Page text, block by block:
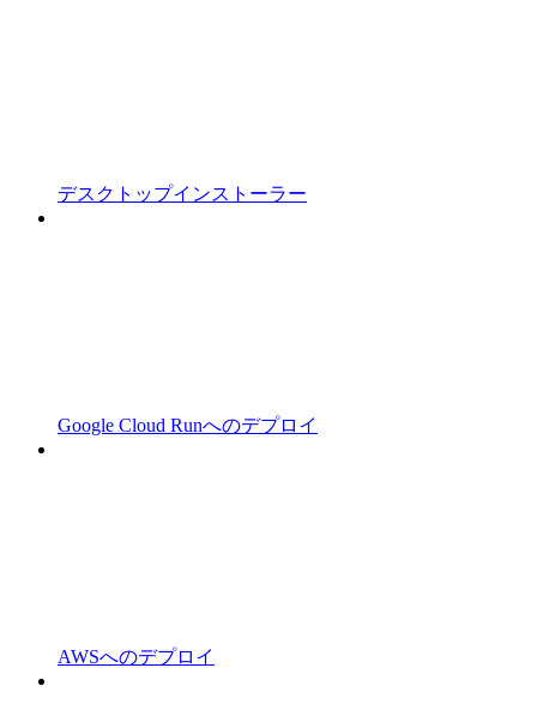
デスクトップインストーラー
Google Cloud Runへのデプロイ
AWSへのデプロイ